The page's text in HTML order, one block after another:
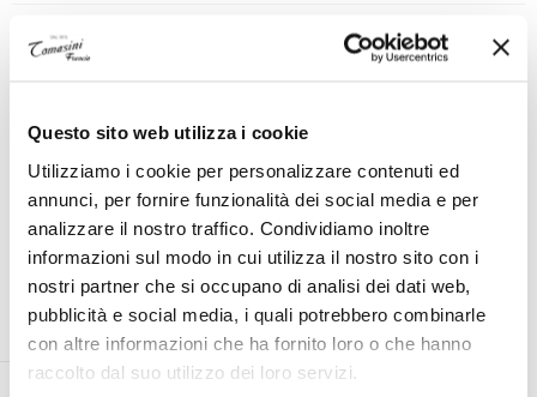
Questo sito web utilizza i cookie
Utilizziamo i cookie per personalizzare contenuti ed
annunci, per fornire funzionalità dei social media e per
analizzare il nostro traffico. Condividiamo inoltre
informazioni sul modo in cui utilizza il nostro sito con i
nostri partner che si occupano di analisi dei dati web,
pubblicità e social media, i quali potrebbero combinarle
con altre informazioni che ha fornito loro o che hanno
raccolto dal suo utilizzo dei loro servizi.
Specifiche tecniche
I VANTAGGI DI ACQUISTARE DA TOMASINI
FRANCIA
ESPERTO PERSONALE ON
DEMAND AL TUO SERVIZIO
ASSISTENZA TECNICA UFFICIALE
PER TUTTE LE MARCHE